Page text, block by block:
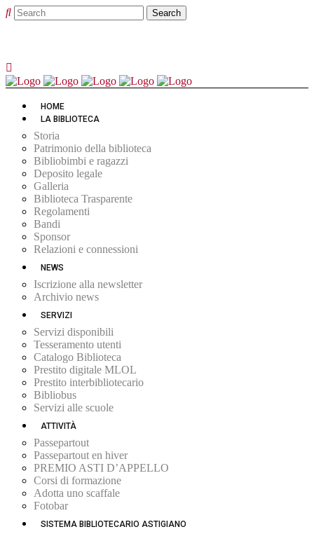
HOME
LA BIBLIOTECA
Storia
Patrimonio della biblioteca
Bibliobimbi e ragazzi
Deposito legale
Galleria
Biblioteca Trasparente
Regolamenti
Bandi
Sponsor
Relazioni e connessioni
NEWS
Iscrizione alla newsletter
Archivio news
SERVIZI
Servizi disponibili
Tesseramento utenti
Catalogo Biblioteca
Prestito digitale MLOL
Prestito interbibliotecario
Bibliobus
Servizi alle scuole
ATTIVITÀ
Passepartout
Passepartout en hiver
PREMIO ASTI D’APPELLO
Corsi di formazione
Adotta uno scaffale
Fotobar
SISTEMA BIBLIOTECARIO ASTIGIANO